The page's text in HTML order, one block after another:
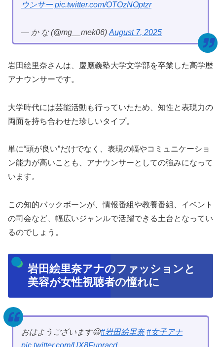
ウンサー pic.twitter.com/OTOzNOptzr
— か な (@mg__mek06) August 7, 2025
岩田絵里奈さんは、慶應義塾大学文学部を卒業した高学歴
アナウンサーです。
大学時代には芸能活動も行っていたため、知性と表現力の
両面を持ち合わせた珍しいタイプ。
単に“頭が良い”だけでなく、表現の幅やコミュニケーショ
ン能力が高いことも、アナウンサーとしての強みになって
います。
この知的バックボーンが、情報番組や教養番組、イベント
の司会など、幅広いジャンルで活躍できる土台となってい
るのでしょう。
岩田絵里奈アナのファッションと
美容が女性視聴者の憧れに
おはようございます😃#岩田絵里奈 #女子アナ
pic.twitter.com/UX8Funracd